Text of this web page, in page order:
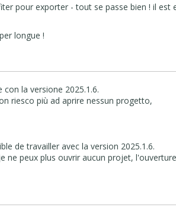
pour exporter - tout se passe bien ! il est
longue !
la versione 2025.1.6.
riesco più ad aprire nessun progetto,
de travailler avec la version 2025.1.6.
ne peux plus ouvrir aucun projet,